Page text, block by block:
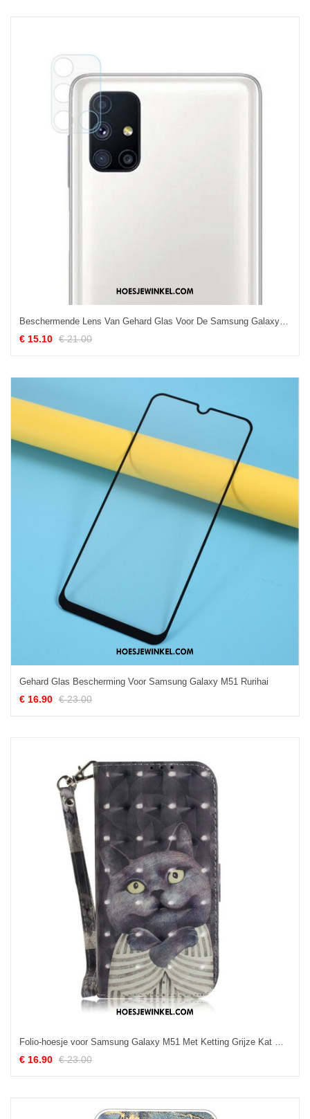
Beschermende Lens Van Gehard Glas Voor De Samsung Galaxy M51
€ 15.10 € 21.00
Gehard Glas Bescherming Voor Samsung Galaxy M51 Rurihai
€ 16.90 € 23.00
Folio-hoesje voor Samsung Galaxy M51 Met Ketting Grijze Kat Met Riem
€ 16.90 € 23.00